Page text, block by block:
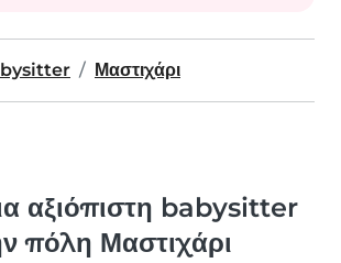
Μαστιχάρι
αξιόπιστη babysitter
πόλη Μαστιχάρι